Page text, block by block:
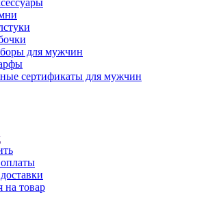
для мужчин
сертификаты для мужчин
на товар